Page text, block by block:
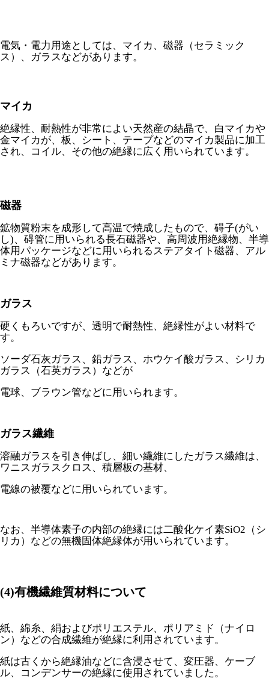
電気・電力用途としては、マイカ、磁器（セラミック
ス）、ガラスなどがあります。
マイカ
絶縁性、耐熱性が非常によい天然産の結晶で、白マイカや
金マイカが、板、シート、テープなどのマイカ製品に加工
され、コイル、その他の絶縁に広く用いられています。
磁器
鉱物質粉末を成形して高温で焼成したもので、碍子(がい
し)、碍管に用いられる長石磁器や、高周波用絶縁物、半導
体用パッケージなどに用いられるステアタイト磁器、アル
ミナ磁器などがあります。
ガラス
硬くもろいですが、透明で耐熱性、絶縁性がよい材料で
す。
ソーダ石灰ガラス、鉛ガラス、ホウケイ酸ガラス、シリカ
ガラス（石英ガラス）などが
電球、ブラウン管などに用いられます。
ガラス繊維
溶融ガラスを引き伸ばし、細い繊維にしたガラス繊維は、
ワニスガラスクロス、積層板の基材、
電線の被覆などに用いられています。
なお、半導体素子の内部の絶縁には二酸化ケイ素SiO2（シ
リカ）などの無機固体絶縁体が用いられています。
(4)有機繊維質材料について
紙、綿糸、絹およびポリエステル、ポリアミド（ナイロ
ン）などの合成繊維が絶縁に利用されています。
紙は古くから絶縁油などに含浸させて、変圧器、ケーブ
ル、コンデンサーの絶縁に使用されていました。